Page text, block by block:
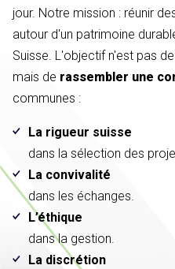
jour. Notre mission : réunir
autour d'un patrimoine
Suisse. L'objectif n'est pas
mais de rassembler une
communes :
La rigueur suisse
dans la sélection des
La convivalité
dans les échanges.
L’éthique
dans la gestion.
La discrétion